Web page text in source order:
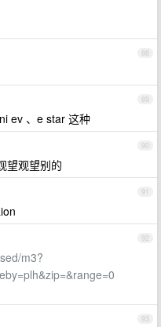
88
89
ev 、e star 这种
90
望观望别的
91
92
m3?
93